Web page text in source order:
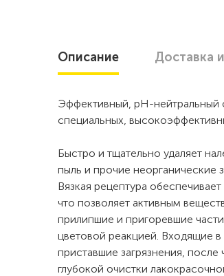
Описание Доставка
Эффективный, рН-нейтральный
специальных,
Быстро и тщательно удаляет
пыль и прочие неорганические
Вязкая рецептура
что позволяет активным
прилипшие и пригоревшие
цветовой реакцией. Входящие
приставшие загрязнения,
глубокой очистки